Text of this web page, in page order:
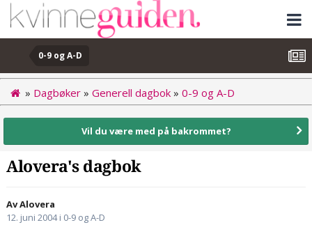
0-9 og A-D
» Dagbøker » Generell dagbok » 0-9 og A-D
Vil du være med på bakrommet?
Alovera's dagbok
Av Alovera
12. juni 2004i 0-9 og A-D